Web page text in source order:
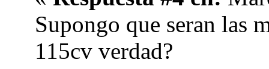
Supongo que seran las
115cv verdad?